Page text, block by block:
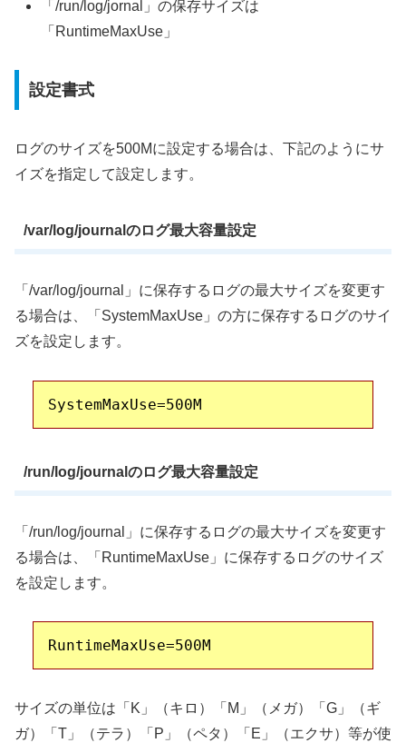
「/run/log/jornal」の保存サイズは
「RuntimeMaxUse」
設定書式
ログのサイズを500Mに設定する場合は、下記のようにサ
イズを指定して設定します。
/var/log/journalのログ最大容量設定
「/var/log/journal」に保存するログの最大サイズを変更す
る場合は、「SystemMaxUse」の方に保存するログのサイ
ズを設定します。
/run/log/journalのログ最大容量設定
「/run/log/journal」に保存するログの最大サイズを変更す
る場合は、「RuntimeMaxUse」に保存するログのサイズ
を設定します。
サイズの単位は「K」（キロ）「M」（メガ）「G」（ギ
ガ）「T」（テラ）「P」（ペタ）「E」（エクサ）等が使